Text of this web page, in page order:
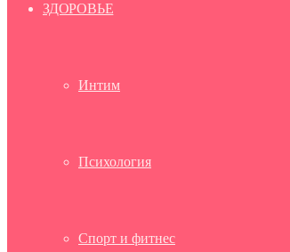
ЗДОРОВЬЕ
Интим
Психология
Спорт и фитнес